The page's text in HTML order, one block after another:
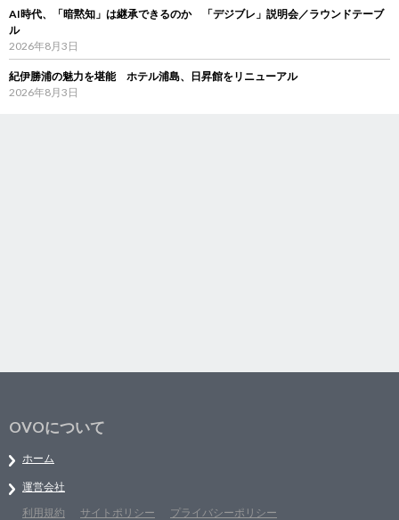
AI時代、「暗黙知」は継承できるのか 「デジブレ」説明会／ラウンドテーブ
ル
2026年8月3日
紀伊勝浦の魅力を堪能 ホテル浦島、日昇館をリニューアル
2026年8月3日
OVOについて
ホーム
運営会社
利用規約
サイトポリシー プライバシーポリシー